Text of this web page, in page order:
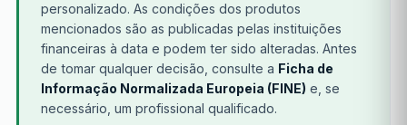
personalizado. As condições dos produtos
mencionados são as publicadas pelas instituições
financeiras à data e podem ter sido alteradas. Antes
de tomar qualquer decisão, consulte a Ficha de
Informação Normalizada Europeia (FINE) e, se
necessário, um profissional qualificado.